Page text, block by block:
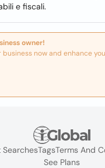
e fiscali.
owner!
business now and enhance
SearchesTagsTerms And
See Plans